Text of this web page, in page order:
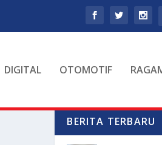
DIGITAL OTOMOTIF
BERITA TERBARU